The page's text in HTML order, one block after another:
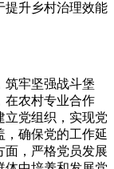
提升乡村治理效能
筑牢坚强战斗堡
在农村专业合作
立党组织，实现党
，确保党的工作延
面，严格党员发展